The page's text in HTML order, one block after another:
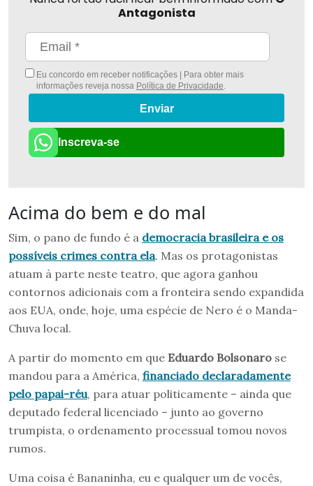
Antagonista
Eu concordo em receber notificações | Para obter mais
informações reveja nossa Política de Privacidade.
Enviar
Inscreva-se
Acima do bem e do mal
Sim, o pano de fundo é a democracia brasileira e os
possíveis crimes contra ela. Mas os protagonistas
atuam à parte neste teatro, que agora ganhou
contornos adicionais com a fronteira sendo expandida
aos EUA, onde, hoje, uma espécie de Nero é o Manda-
Chuva local.
A partir do momento em que Eduardo Bolsonaro se
mandou para a América, financiado declaradamente
pelo papai-réu, para atuar politicamente – ainda que
deputado federal licenciado – junto ao governo
trumpista, o ordenamento processual tomou novos
rumos.
Uma coisa é Bananinha, eu e qualquer um de vocês,